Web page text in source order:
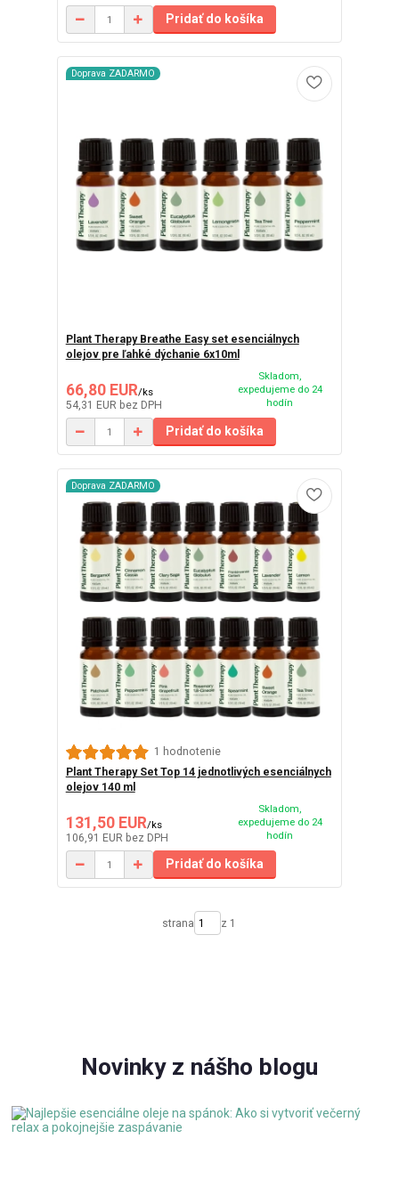
Pridať do košíka
Doprava ZADARMO
Plant Therapy Breathe Easy set esenciálnych
olejov pre ľahké dýchanie 6x10ml
66,80 EUR/ks
54,31 EUR bez DPH
Skladom,
expedujeme do 24
hodín
Pridať do košíka
Doprava ZADARMO
1 hodnotenie
Plant Therapy Set Top 14 jednotlivých esenciálnych
olejov 140 ml
131,50 EUR/ks
106,91 EUR bez DPH
Skladom,
expedujeme do 24
hodín
Pridať do košíka
strana z 1
Novinky z nášho blogu